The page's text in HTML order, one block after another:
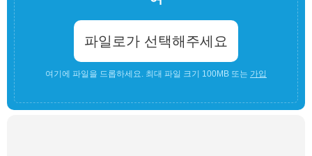
파일로가 선택해주세요
여기에 파일을 드롭하세요. 최대 파일 크기 100MB 또는 가입